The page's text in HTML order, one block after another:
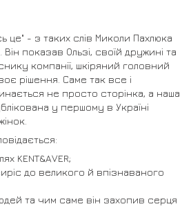
це" - з таких слів Миколи Пахлюка
Він показав Ользі, своїй дружині та
компанії, шкіряний головний
рішення. Саме так все і
не просто сторінка, а наша
у першому в Україні
KENT&AVER;
до великого й впізнаваного
та чим саме він захопив серця